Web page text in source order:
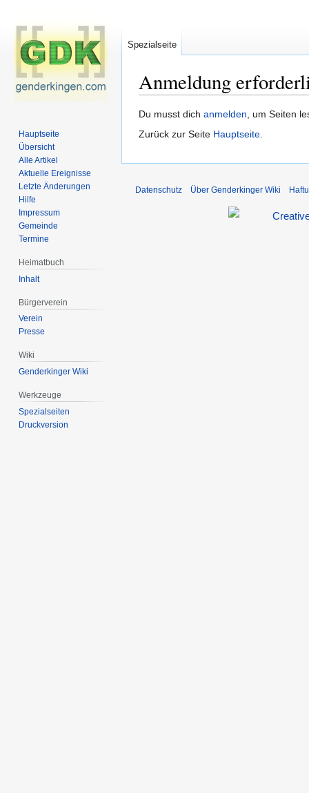
Anmeldung
Zur
Navigation
Zur
Suche
Du musst dich anmelden, um Seiten
Zurück zur Seite Hauptseite.
Spezialseite
Hauptseite
Übersicht
Alle Artikel
Aktuelle Ereignisse
Letzte Änderungen
Hilfe
Impressum
Gemeinde
Termine
Heimatbuch
Inhalt
Bürgerverein
Verein
Presse
Wiki
Genderkinger Wiki
Werkzeuge
Spezialseiten
Druckversion
Datenschutz Über Genderkinger Wiki